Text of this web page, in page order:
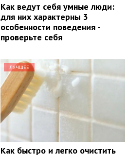
Как ведут себя умные люди:
для них характерны 3
особенности поведения -
проверьте себя
ЛУЧШЕЕ
Как быстро и легко очистить